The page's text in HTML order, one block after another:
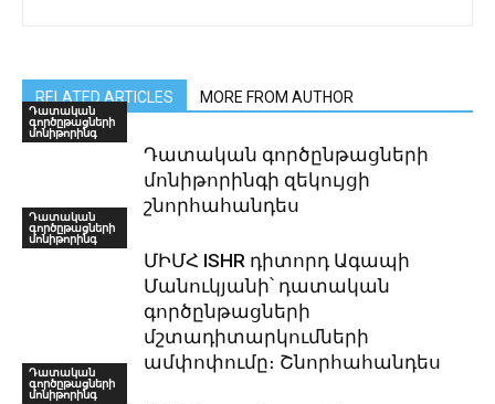
RELATED ARTICLES MORE FROM AUTHOR
Դատական
գործըթացների
մոնիթորինգ
Դատական գործընթացների
մոնիթորինգի զեկույցի
շնորհահանդես
Դատական
գործըթացների
մոնիթորինգ
ՄԻՄՀ ISHR դիտորդ Ագապի
Մանուկյանի՝ դատական
գործընթացների
մշտադիտարկումների
ամփոփումը։ Շնորհահանդես
Դատական
գործըթացների
մոնիթորինգ